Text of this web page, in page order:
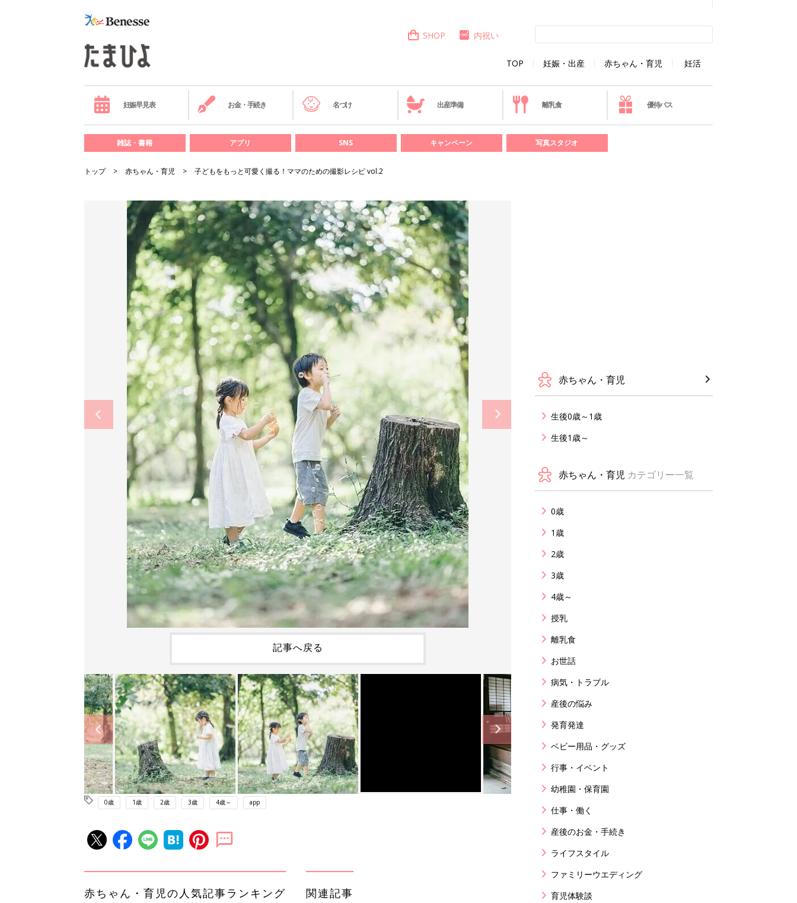
TOP 妊娠・出産 赤ちゃん・育児 妊活
SHOP 内祝い
妊娠早見表 お金・手続き 名づけ 出産準備 離乳食 優待パス
雑誌・書籍 アプリ SNS キャンペーン 写真スタジオ
トップ 赤ちゃん・育児 子どもをもっと可愛く撮る！ママのための撮影レシピ vol.2
記事へ戻る
0歳 1歳 2歳 3歳 4歳～ app
赤ちゃん・育児の人気記事ランキング 関連記事
赤ちゃん・育児
生後0歳～1歳
生後1歳～
赤ちゃん・育児 カテゴリー一覧
0歳
1歳
2歳
3歳
4歳～
授乳
離乳食
お世話
病気・トラブル
産後の悩み
発育発達
ベビー用品・グッズ
行事・イベント
幼稚園・保育園
仕事・働く
産後のお金・手続き
ライフスタイル
ファミリーウエディング
育児体験談